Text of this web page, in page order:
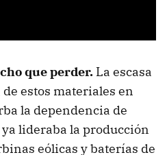
que perder. La escasa
estos materiales en
la dependencia de
lideraba la producción
eólicas y baterías de